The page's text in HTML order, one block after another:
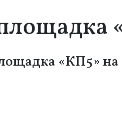
«КП5» на